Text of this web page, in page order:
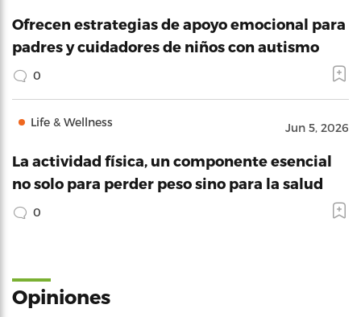
Ofrecen estrategias de apoyo emocional para
padres y cuidadores de niños con autismo
0
Life & Wellness Jun 5, 2026
La actividad física, un componente esencial
no solo para perder peso sino para la salud
0
Opiniones